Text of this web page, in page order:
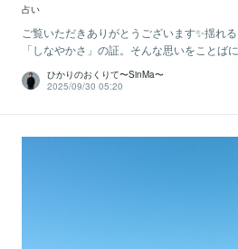
占い
ご覧いただきありがとうございます✨揺れ
「しなやかさ」の証。そんな思いをことば
ひかりのおくりて〜SinMa〜
2025/09/30 05:20